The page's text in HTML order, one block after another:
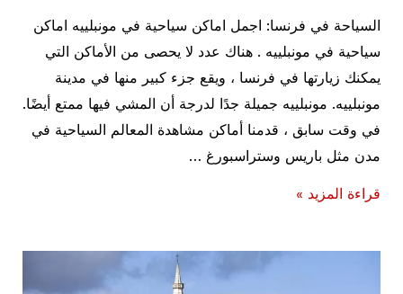
السياحة في فرنسا: اجمل اماكن سياحية في مونبلييه اماكن
سياحية في مونبلييه . هناك عدد لا يحصى من الأماكن التي
يمكنك زيارتها في فرنسا ، ويقع جزء كبير منها في مدينة
مونبلييه. مونبلييه جميلة جدًا لدرجة أن المشي فيها ممتع أيضًا.
في وقت سابق ، قدمنا ​​أماكن مشاهدة المعالم السياحية في
مدن مثل باريس وستراسبورغ …
السياحة
قراءة المزيد »